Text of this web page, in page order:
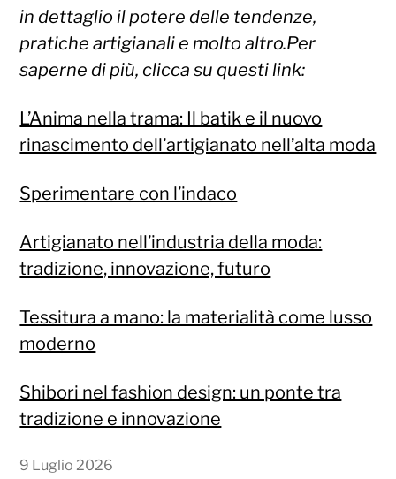
in dettaglio il potere delle tendenze,
pratiche artigianali e molto altro.Per
saperne di più, clicca su questi link:
L’Anima nella trama: Il batik e il nuovo
rinascimento dell’artigianato nell’alta moda
Sperimentare con l’indaco
Artigianato nell’industria della moda:
tradizione, innovazione, futuro
Tessitura a mano: la materialità come lusso
moderno
Shibori nel fashion design: un ponte tra
tradizione e innovazione
9 Luglio 2026